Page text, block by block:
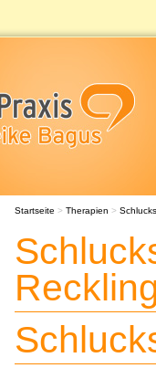
Startseite > Therapien >